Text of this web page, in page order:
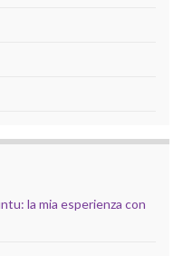
la mia esperienza con